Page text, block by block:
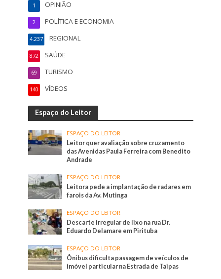
OPINIÃO
1
POLÍTICA E ECONOMIA
2
REGIONAL
4.237
SAÚDE
872
TURISMO
69
VÍDEOS
140
Espaço do Leitor
ESPAÇO DO LEITOR
Leitor quer avaliação sobre cruzamento
das Avenidas Paula Ferreira com Benedito
Andrade
ESPAÇO DO LEITOR
Leitora pede a implantação de radares em
farois da Av. Mutinga
ESPAÇO DO LEITOR
Descarte irregular de lixo na rua Dr.
Eduardo Delamare em Pirituba
ESPAÇO DO LEITOR
Ônibus dificulta passagem de veículos de
imóvel particular na Estrada de Taipas